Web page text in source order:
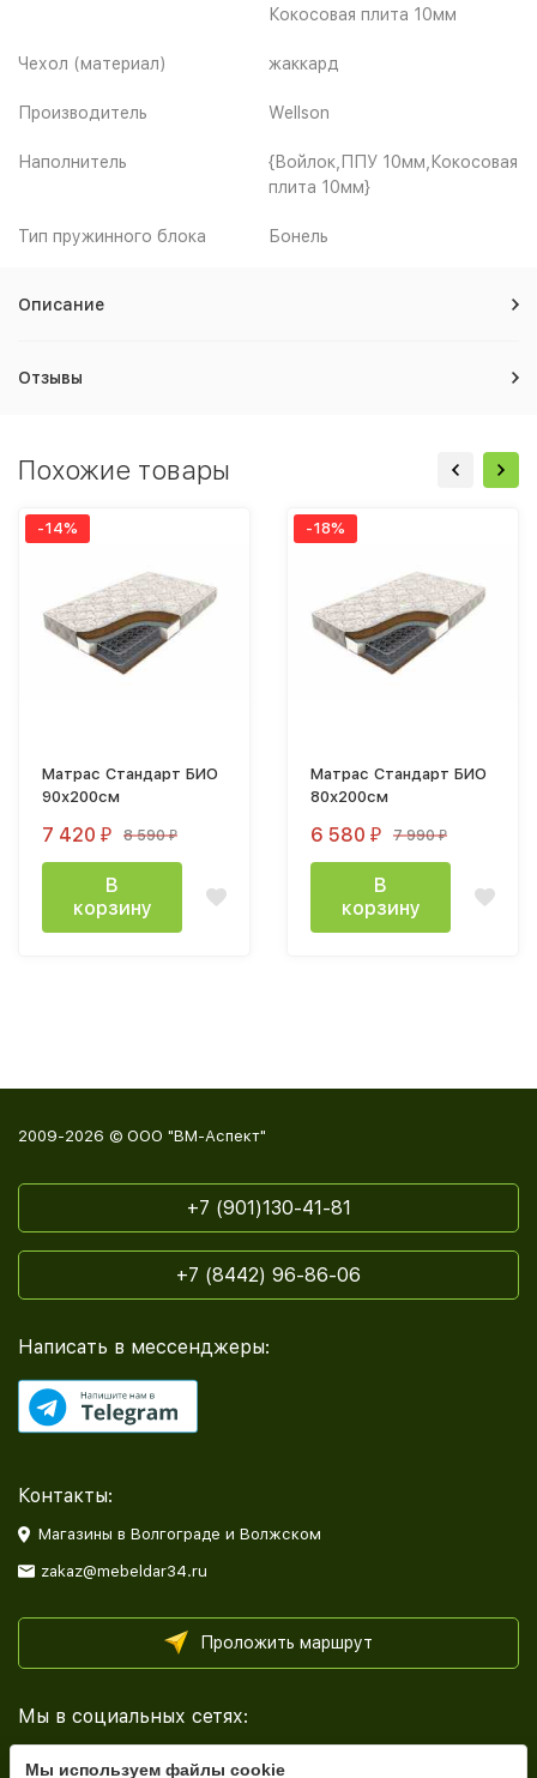
Кокосовая плита 10мм
Чехол (материал) жаккард
Производитель Wellson
Наполнитель
{Войлок,ППУ 10мм,Кокосовая
плита 10мм}
Тип пружинного блока Бонель
Описание
Отзывы
Похожие товары
-14%
Матрас Стандарт БИО
90х200см
7 420 ₽ 8 590₽
В
корзину
-18%
Матрас Стандарт БИО
80х200см
6 580 ₽ 7 990₽
В
корзину
2009-2026 © ООО "ВМ-Аспект"
+7 (901)130-41-81
+7 (8442) 96-86-06
Написать в мессенджеры:
Контакты:
Магазины в Волгограде и Волжском
zakaz@mebeldar34.ru
Проложить маршрут
Мы в социальных сетях:
Мы используем файлы cookie